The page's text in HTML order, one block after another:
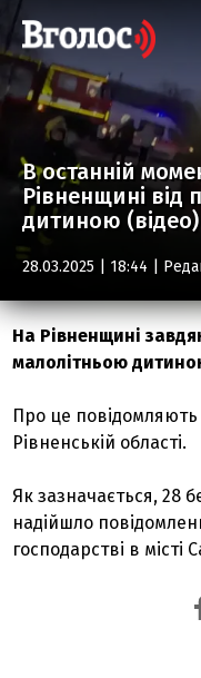
В останній
Рівненщині від
дитиною (відео)
28.03.2025 | 18:44 |
На Рівненщині
малолітньою
Про це
Рівненській області.
Як зазначається, 28
надійшло
господарстві в місті